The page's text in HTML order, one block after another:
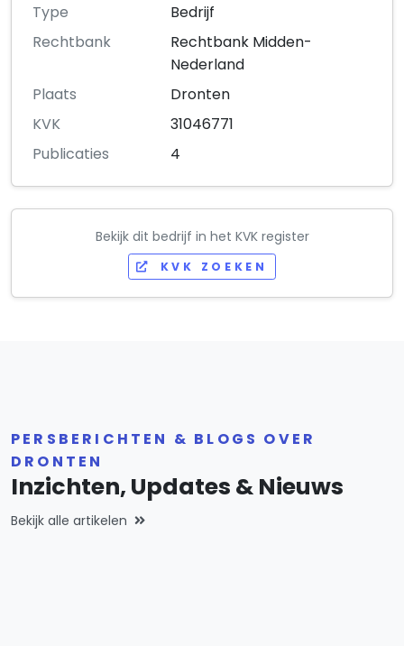
Type
Bedrijf
Rechtbank
Rechtbank Midden-
Nederland
Plaats
Dronten
KVK
31046771
Publicaties
4
Bekijk dit bedrijf in het KVK register
KVK ZOEKEN
PERSBERICHTEN & BLOGS OVER
DRONTEN
Inzichten, Updates & Nieuws
Bekijk alle artikelen